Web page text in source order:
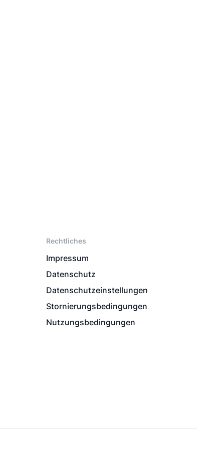
Rechtliches
Impressum
Datenschutz
Datenschutzeinstellungen
Stornierungsbedingungen
Nutzungsbedingungen